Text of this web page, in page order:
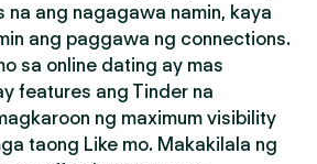
na ang nagagawa namin, kaya
ang paggawa ng connections.
sa online dating ay mas
features ang Tinder na
ng maximum visibility
taong Like mo. Makakilala ng